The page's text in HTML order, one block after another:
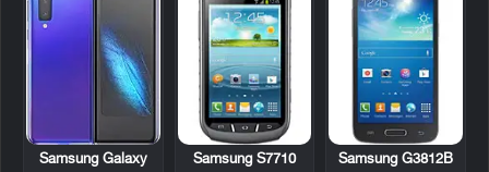
Samsung G3812B
Samsung S7710
Samsung Galaxy